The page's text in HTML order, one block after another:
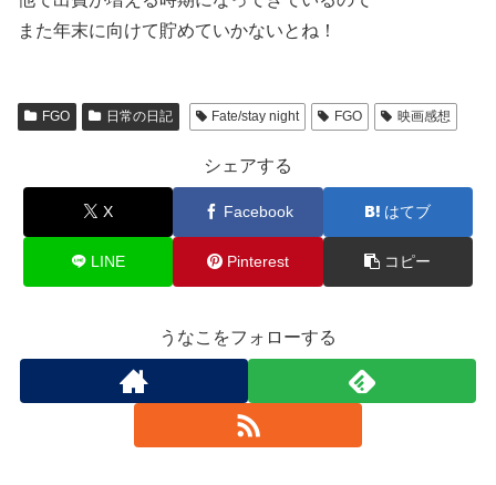
また年末に向けて貯めていかないとね！
FGO 日常の日記 Fate/stay night FGO 映画感想
シェアする
X Facebook はてブ
LINE Pinterest コピー
うなこをフォローする